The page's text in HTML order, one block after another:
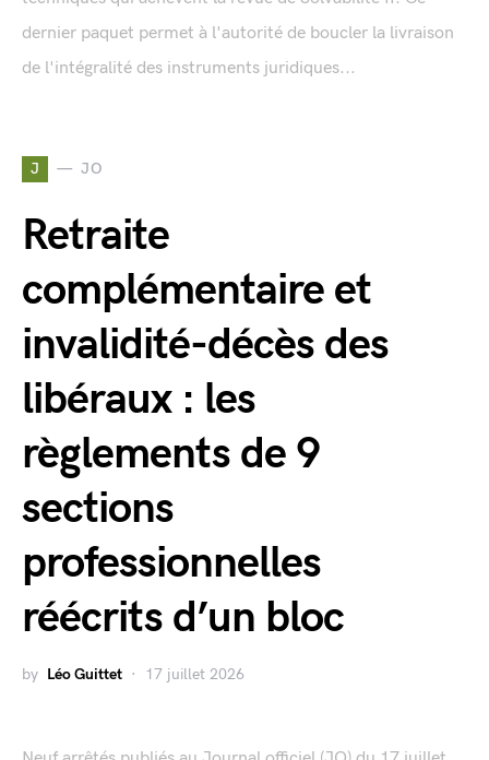
dernier paquet permet à l'autorité de boucler la livraison
de l'intégralité des instruments juridiques...
J JO
Retraite
complémentaire et
invalidité-décès des
libéraux : les
règlements de 9
sections
professionnelles
réécrits d’un bloc
by Léo Guittet 17 juillet 2026